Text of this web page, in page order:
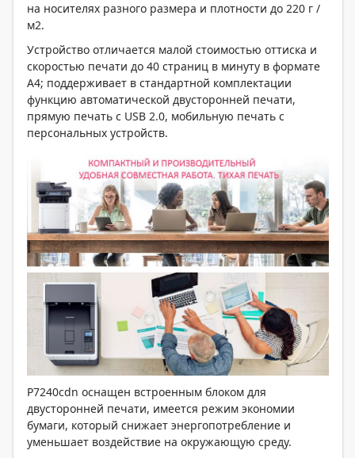
на носителях разного размера и плотности до 220 г /
м2.
Устройство отличается малой стоимостью оттиска и
скоростью печати до 40 страниц в минуту в формате
А4; поддерживает в стандартной комплектации
функцию автоматической двусторонней печати,
прямую печать с USB 2.0, мобильную печать с
персональных устройств.
P7240cdn оснащен встроенным блоком для
двусторонней печати, имеется режим экономии
бумаги, который снижает энергопотребление и
уменьшает воздействие на окружающую среду.